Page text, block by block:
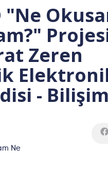
"Ne
Zeren
-
Ne